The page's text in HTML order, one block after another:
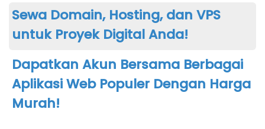
Sewa Domain, Hosting, dan VPS
untuk Proyek Digital Anda!
Dapatkan Akun Bersama Berbagai
Aplikasi Web Populer Dengan Harga
Murah!